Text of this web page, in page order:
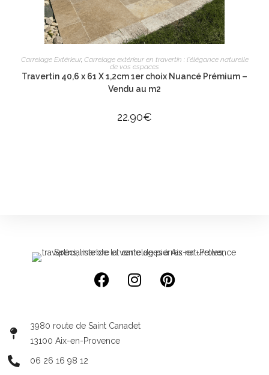
AJOUTER AU PANIER
Carrelage Extérieur, Carrelage extérieur en travertin : l'élégance naturelle
de vos espaces
Travertin 40,6 x 61 X 1,2cm 1er choix Nuancé Prémium –
Vendu au m2
22.90€
3980 route de Saint Canadet
13100 Aix-en-Provence
06 26 16 98 12